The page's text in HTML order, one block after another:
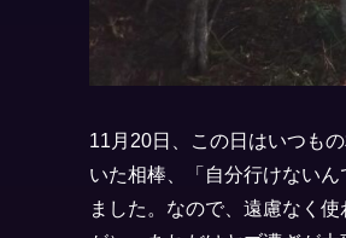
11月20日、この日はいつも
いた相棒、「自分行けない
ました。なので、遠慮なく